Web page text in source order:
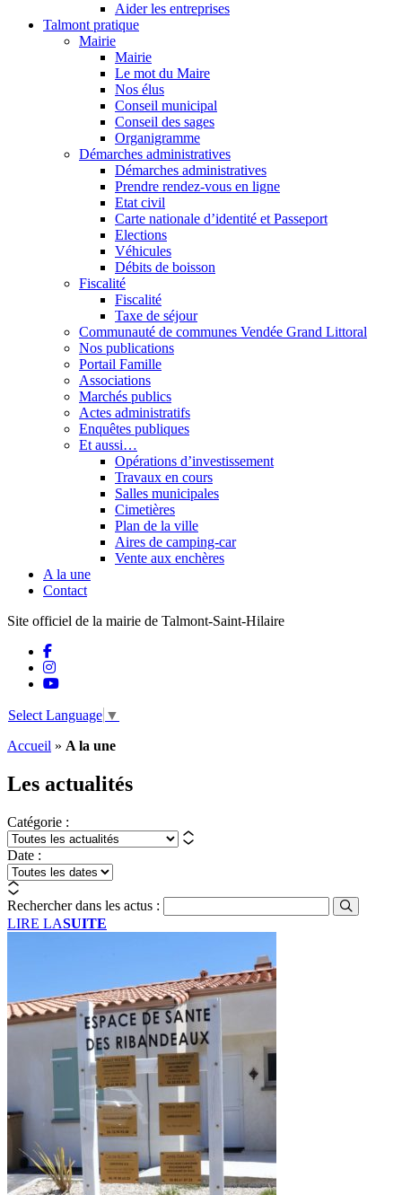
Aider les entreprises
Talmont pratique
Mairie
Mairie
Le mot du Maire
Nos élus
Conseil municipal
Conseil des sages
Organigramme
Démarches administratives
Démarches administratives
Prendre rendez-vous en ligne
Etat civil
Carte nationale d’identité et Passeport
Elections
Véhicules
Débits de boisson
Fiscalité
Fiscalité
Taxe de séjour
Communauté de communes Vendée Grand Littoral
Nos publications
Portail Famille
Associations
Marchés publics
Actes administratifs
Enquêtes publiques
Et aussi…
Opérations d’investissement
Travaux en cours
Salles municipales
Cimetières
Plan de la ville
Aires de camping-car
Vente aux enchères
A la une
Contact
Site officiel de la mairie de Talmont-Saint-Hilaire
Select Language ▼
Accueil » A la une
Les actualités
Catégorie :
Date :
Rechercher dans les actus :
LIRE LASUITE